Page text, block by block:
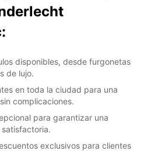
disponibles, desde furgonetas
de lujo.
en toda la ciudad para una
complicaciones.
para garantizar una
exclusivos para clientes